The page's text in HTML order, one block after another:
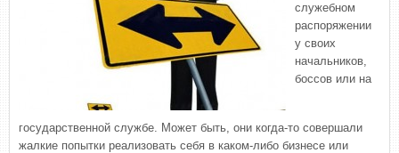
служебном
распоряжении
у своих
начальников,
боссов или на
государственной службе. Может быть, они когда-то совершали
жалкие попытки реализовать себя в каком-либо бизнесе или